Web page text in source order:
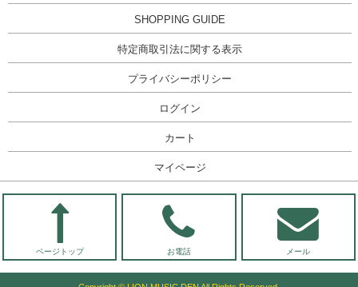
SHOPPING GUIDE
特定商取引法に関する表示
プライバシーポリシー
ログイン
カート
マイページ
ページトップ お電話 メール